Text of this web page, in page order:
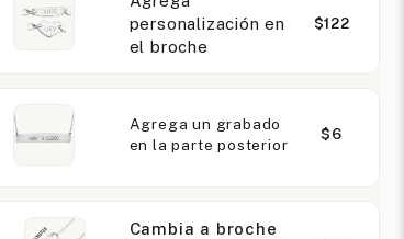
personalización en
el broche
$122
Agrega un grabado
en la parte posterior
$6
Cambia a broche